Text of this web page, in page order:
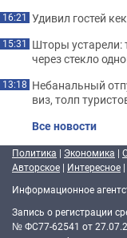
16:21 Удивил гостей
15:31 Шторы
через стекло
13:18 Небанальный
виз, толп
Все новости
Политика | Экономика |
Авторское | Интересное |
Информационное
Запись о регистрации
№ ФС77-62541 от